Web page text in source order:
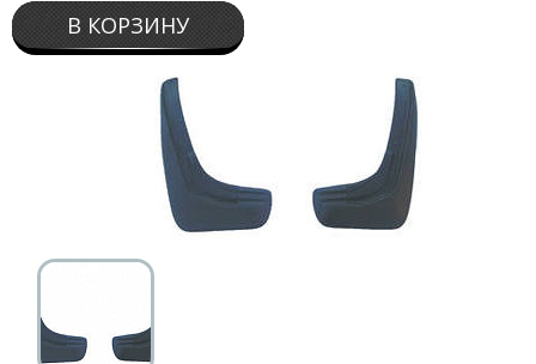
В КОРЗИНУ